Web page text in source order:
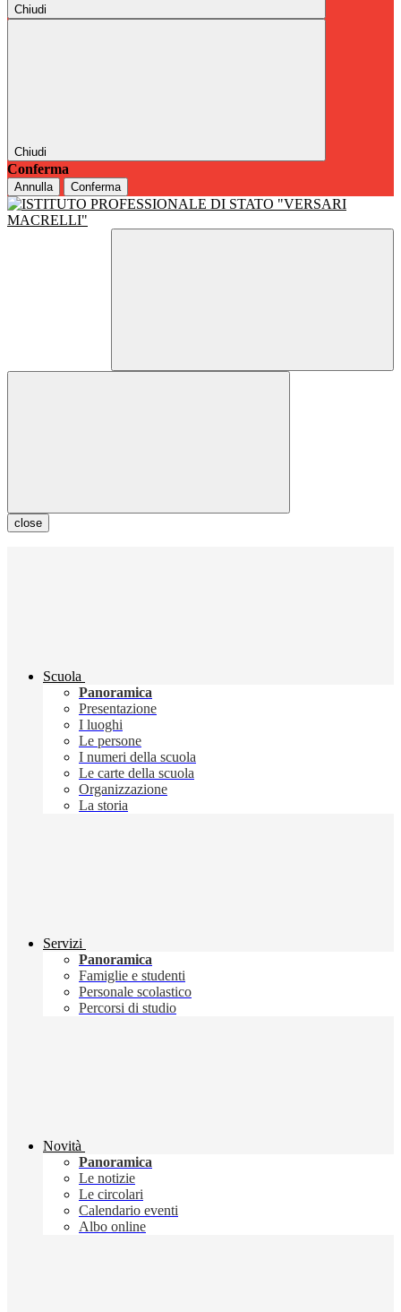
Chiudi
Chiudi
Conferma
Annulla Conferma
close
Scuola
Panoramica
Presentazione
I luoghi
Le persone
I numeri della scuola
Le carte della scuola
Organizzazione
La storia
Servizi
Panoramica
Famiglie e studenti
Personale scolastico
Percorsi di studio
Novità
Panoramica
Le notizie
Le circolari
Calendario eventi
Albo online